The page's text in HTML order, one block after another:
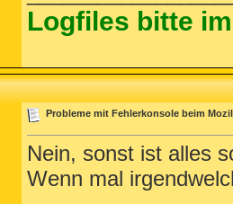
Logfiles bitte
Probleme mit Fehlerkonsole beim
Nein, sonst ist alles
Wenn mal